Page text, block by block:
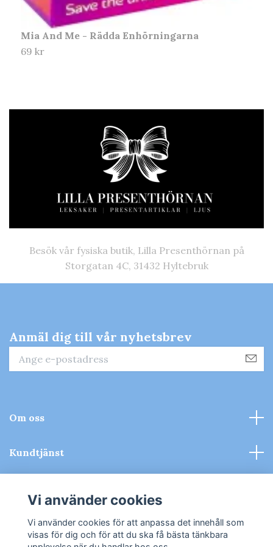
Besök vår fysiska butik, Lilla Presenthörnan på
Storgatan 4C, 31432 Hyltebruk
Mia And Me - Rädda Enhörningarna
69 kr
Anmäl dig till vår nyhetsbrev
Om oss
Kundtjänst
Sociala medier
Vi använder cookies
Vi använder cookies för att anpassa det innehåll som
visas för dig och för att du ska få bästa tänkbara